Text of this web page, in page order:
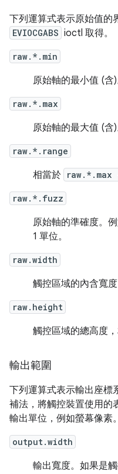
下列運算式表示原始值的
EVIOCGABS ioctl 取得。
raw.*.min
原始軸的最小值 (含)
raw.*.max
原始軸的最大值 (含)
raw.*.range
相當於
raw.*.fuzz
原始軸的準確度。
1 單位。
raw.width
觸控區域的內含寬
raw.height
觸控區域的總高度
輸出範圍
下列運算式表示輸出座標
補法，將觸控裝置使用的
輸出單位，例如螢幕像素。
output.width
輸出寬度。如果是